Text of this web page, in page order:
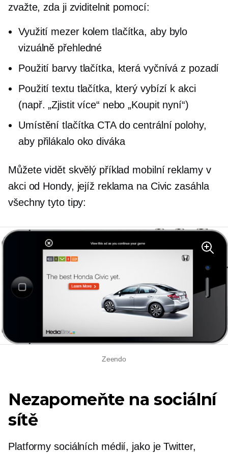
zvažte, zda ji zviditelnit pomocí:
Využití mezer kolem tlačítka, aby bylo
vizuálně přehledné
Použití barvy tlačítka, která vyčnívá z pozadí
Použití textu tlačítka, který vybízí k akci
(např. „Zjistit více“ nebo „Koupit nyní“)
Umístění tlačítka CTA do centrální polohy,
aby přilákalo oko diváka
Můžete vidět skvělý příklad mobilní reklamy v
akci od Hondy, jejíž reklama na Civic zasáhla
všechny tyto tipy:
Zeendo
Nezapomeňte na sociální
sítě
Platformy sociálních médií, jako je Twitter,